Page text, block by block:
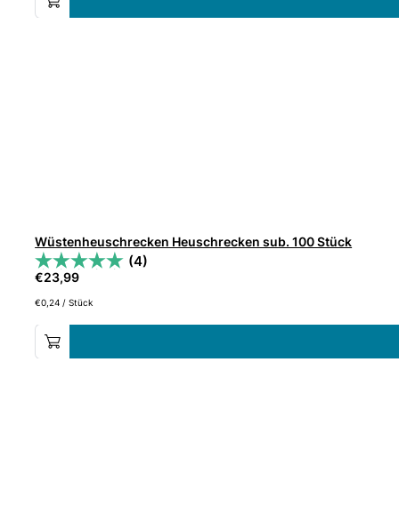
Wüstenheuschrecken Heuschrecken sub. 100 Stück
(4)
€23,99
€0,24 /Stück